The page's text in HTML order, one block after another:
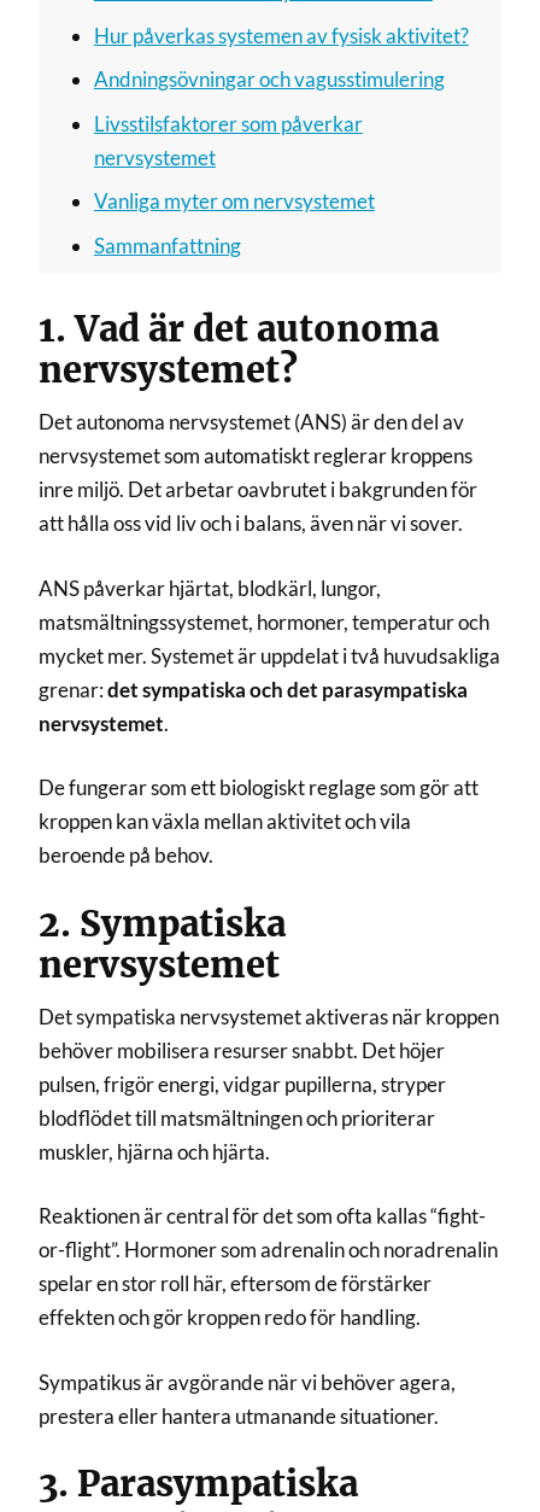
Hur påverkas systemen av fysisk aktivitet?
Andningsövningar och vagusstimulering
Livsstilsfaktorer som påverkar
nervsystemet
Vanliga myter om nervsystemet
Sammanfattning
1. Vad är det autonoma
nervsystemet?
Det autonoma nervsystemet (ANS) är den del av
nervsystemet som automatiskt reglerar kroppens
inre miljö. Det arbetar oavbrutet i bakgrunden för
att hålla oss vid liv och i balans, även när vi sover.
ANS påverkar hjärtat, blodkärl, lungor,
matsmältningssystemet, hormoner, temperatur och
mycket mer. Systemet är uppdelat i två huvudsakliga
grenar:det sympatiska och det parasympatiska
nervsystemet.
De fungerar som ett biologiskt reglage som gör att
kroppen kan växla mellan aktivitet och vila
beroende på behov.
2. Sympatiska
nervsystemet
Det sympatiska nervsystemet aktiveras när kroppen
behöver mobilisera resurser snabbt. Det höjer
pulsen, frigör energi, vidgar pupillerna, stryper
blodflödet till matsmältningen och prioriterar
muskler, hjärna och hjärta.
Reaktionen är central för det som ofta kallas “fight-
or-flight”. Hormoner som adrenalin och noradrenalin
spelar en stor roll här, eftersom de förstärker
effekten och gör kroppen redo för handling.
Sympatikus är avgörande när vi behöver agera,
prestera eller hantera utmanande situationer.
3. Parasympatiska